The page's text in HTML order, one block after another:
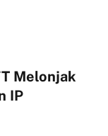
Melonjak
IP